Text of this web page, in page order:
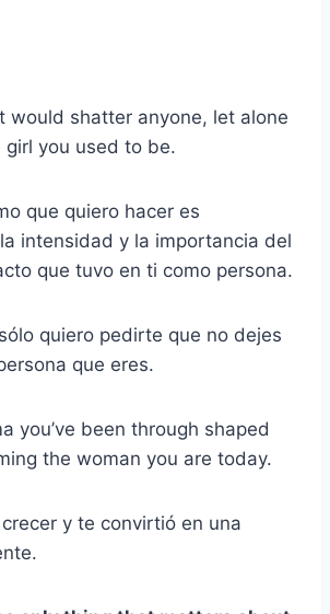
would shatter anyone, let alone
you used to be.
que quiero hacer es
intensidad y la importancia del
que tuvo en ti como persona.
quiero pedirte que no dejes
que eres.
you’ve been through shaped
the woman you are today.
y te convirtió en una